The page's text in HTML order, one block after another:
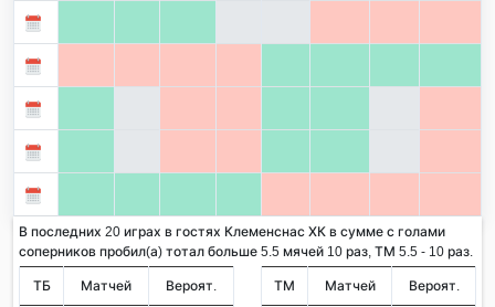
В последних 20 играх в гостях Клеменснас ХК в сумме с голами
соперников пробил(а) тотал больше 5.5 мячей 10 раз, ТМ 5.5 - 10 раз.
ТБ Матчей Вероят. ТМ Матчей Вероят.